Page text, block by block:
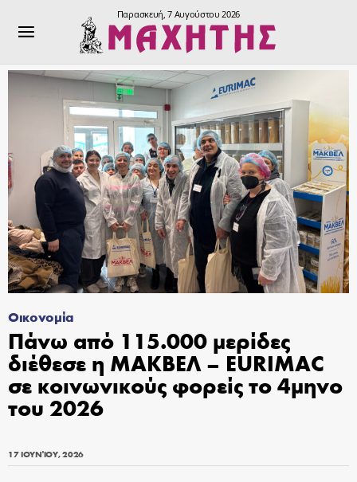
Παρασκευή, 7 Αυγούστου 2026
Οικονομία
Πάνω από 115.000 μερίδες
διέθεσε η ΜΑΚΒΕΛ – EURIMAC
σε κοινωνικούς φορείς το 4μηνο
του 2026
17 ΙΟΥΝΊΟΥ, 2026